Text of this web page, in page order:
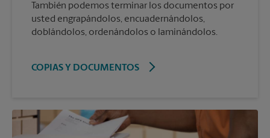
También podemos terminar los documentos por
usted engrapándolos, encuadernándolos,
doblándolos, ordenándolos o laminándolos.
COPIAS Y DOCUMENTOS